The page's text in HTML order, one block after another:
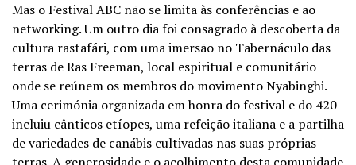
Mas o Festival ABC não se limita às conferências e ao
networking. Um outro dia foi consagrado à descoberta da
cultura rastafári, com uma imersão no Tabernáculo das
terras de Ras Freeman, local espiritual e comunitário
onde se reúnem os membros do movimento Nyabinghi.
Uma cerimónia organizada em honra do festival e do 420
incluiu cânticos etíopes, uma refeição italiana e a partilha
de variedades de canábis cultivadas nas suas próprias